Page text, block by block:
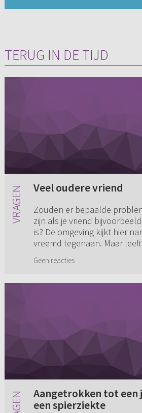
TERUG IN DE TIJD
Veel oudere vriend
Zouden er bepaalde
zijn als je vriend
is? De omgeving kijkt hier
vreemd tegenaan. Maar
Geen reacties
Aangetrokken tot een
een spierziekte